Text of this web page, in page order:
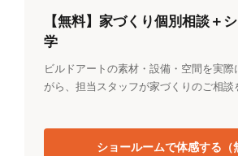
【無料】家づくり個別相談＋
学
ビルドアートの素材・設備・空間を実
がら、担当スタッフが家づくりのご相談
ショールームで体感する（